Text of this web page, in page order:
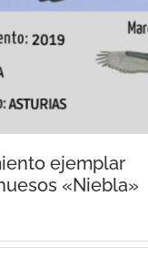
ejemplar
«Niebla»